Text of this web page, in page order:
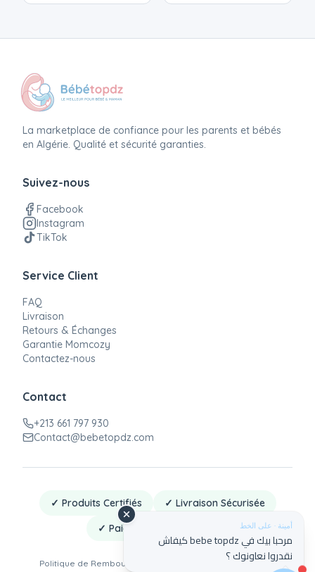
أمينة · على الخط
مرحبا بيك في bebe topdz كيفاش
نقدروا نعاونوك ؟
La marketplace de confiance pour les parents et bébés
en Algérie. Qualité et sécurité garanties.
Suivez-nous
Facebook
Instagram
TikTok
Service Client
FAQ
Livraison
Retours & Échanges
Garantie Momcozy
Contactez-nous
Contact
+213 661 797 930
Contact@bebetopdz.com
✓ Produits Certifiés
✓ Livraison Sécurisée
✓ Paiement à la Livraison
Politique de Remboursement Politique de Confidentialité·